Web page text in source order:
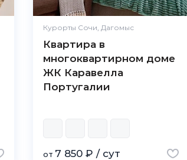
Курорты Сочи, Дагомыс
Квартира в
многоквартирном доме
ЖК Каравелла
Португалии
от 7 850 ₽ / сут